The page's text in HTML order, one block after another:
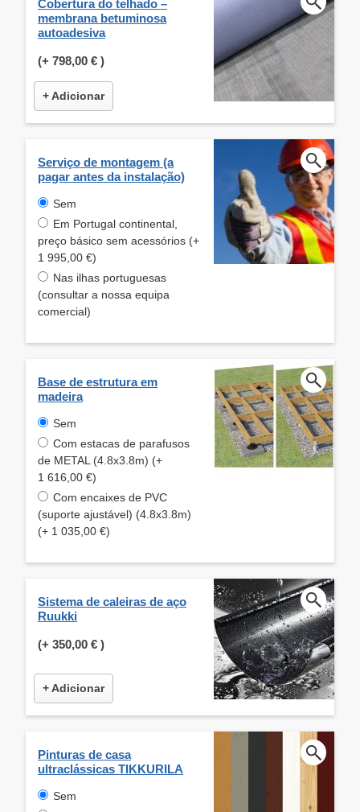
Cobertura do telhado –
membrana betuminosa
autoadesiva
(+ 798,00 € )
+ Adicionar
Serviço de montagem (a
pagar antes da instalação)
Sem
Em Portugal continental,
preço básico sem acessórios (+
1 995,00 €)
Nas ilhas portuguesas
(consultar a nossa equipa
comercial)
Base de estrutura em
madeira
Sem
Com estacas de parafusos
de METAL (4.8x3.8m) (+
1 616,00 €)
Com encaixes de PVC
(suporte ajustável) (4.8x3.8m)
(+ 1 035,00 €)
Sistema de caleiras de aço
Ruukki
(+ 350,00 € )
+ Adicionar
Pinturas de casa
ultraclássicas TIKKURILA
Sem